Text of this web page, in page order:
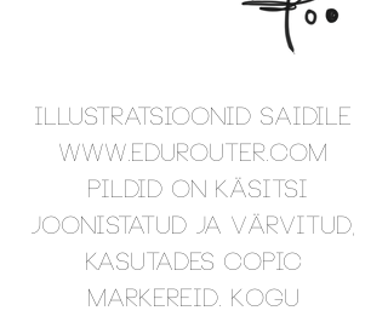
Illustratsioonid saidile
www.edurouter.com
Pildid on käsitsi
joonistatud ja värvitud,
kasutades Copic
markereid. Kogu